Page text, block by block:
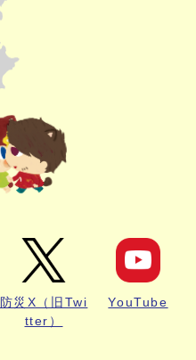
防災X（旧Twi
tter）
YouTube